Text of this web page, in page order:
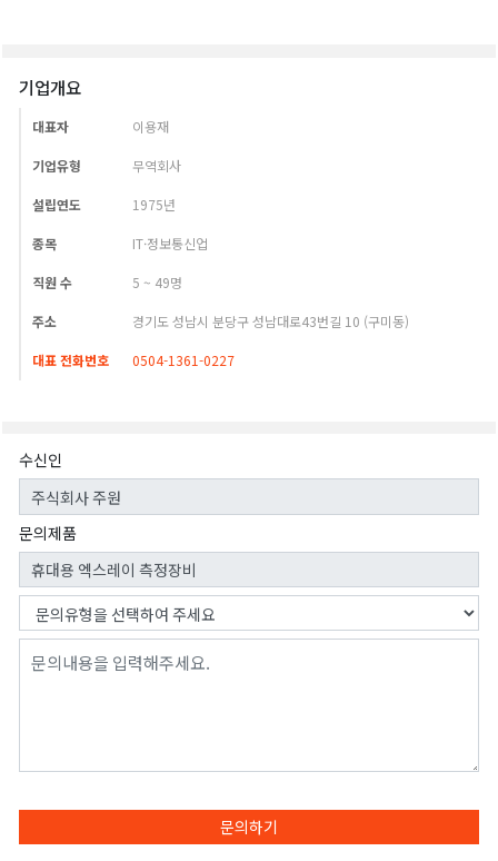
기업개요
대표자 이용재
기업유형 무역회사
설립연도 1975년
종목 IT·정보통신업
직원 수 5 ~ 49명
주소 경기도 성남시 분당구 성남대로43번길 10 (구미동)
대표 전화번호 0504-1361-0227
수신인
문의제품
문의하기